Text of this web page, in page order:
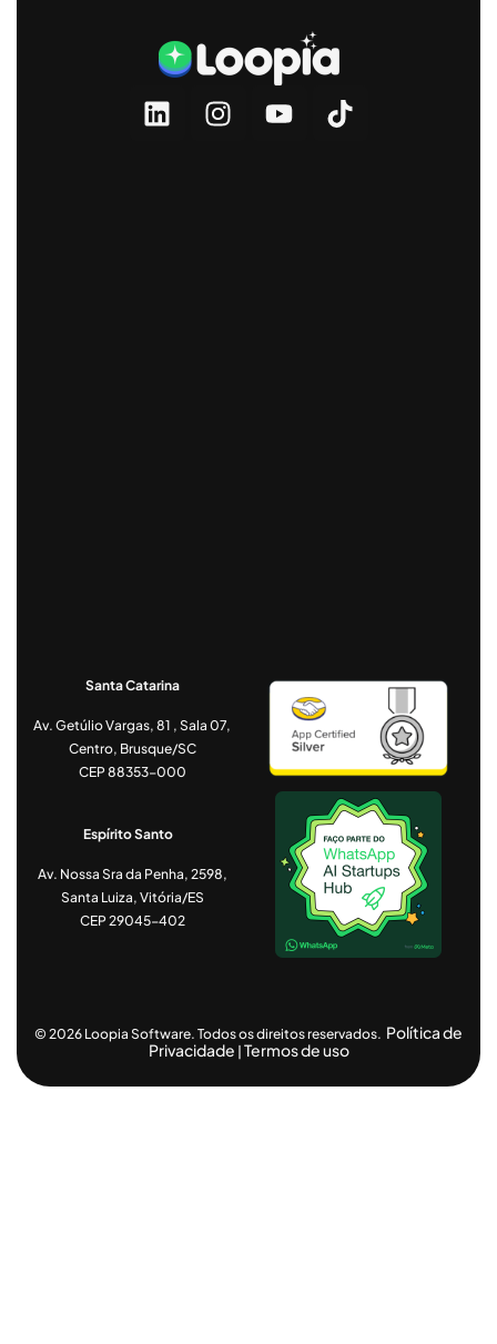
Santa Catarina
Av. Getúlio Vargas, 81 , Sala 07,
Centro, Brusque/SC
CEP 88353-000
Espírito Santo
Av. Nossa Sra da Penha, 2598,
Santa Luiza, Vitória/ES
CEP 29045-402
© 2026 Loopia Software. Todos os direitos reservados. Política de
Privacidade | Termos de uso